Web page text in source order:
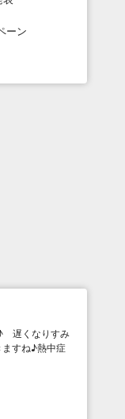
ーン
遅くなりすみ
ますね♪熱中症